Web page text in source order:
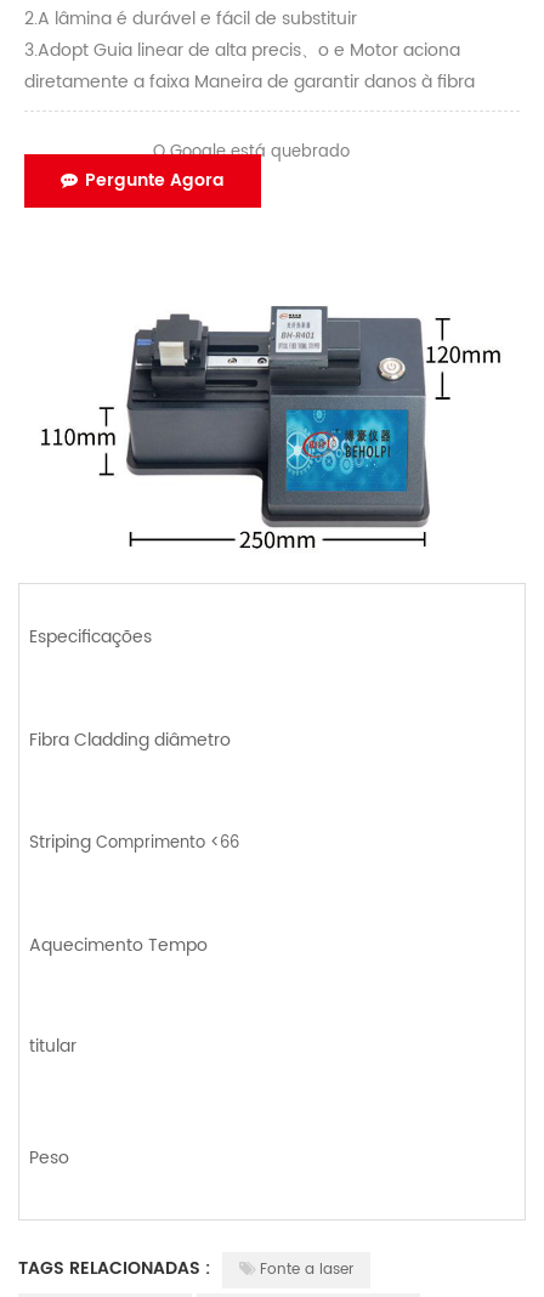
2.A lâmina é durável e fácil de substituir
3.Adopt Guia linear de alta precis、o e Motor aciona
diretamente a faixa Maneira de garantir danos à fibra
O Google está quebrado
Pergunte Agora
Especificações
FibraCladdingdiâmetro
StripingComprimento <66
AquecimentoTempo
titular
Peso
TAGS RELACIONADAS :
Fonte a laser